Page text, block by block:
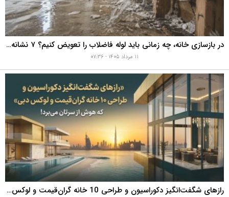
در بازسازی خانه، چه زمانی باید لوله فاضلاب را تعویض کنیم؟ ۷ نشانه‌ای که نباید نادیده بگیرید
رازهای شگفت‌انگیز دکوراسیون و طراحی 10 خانه گران‌قیمت و لوکس دبی که هوش از سرتان می‌برد!